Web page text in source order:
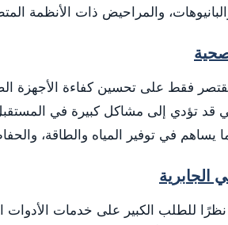
والمراحيض ذات الأنظمة
تقتصر فقط على تحسين كفاءة
قد تؤدي إلى مشاكل كبيرة في
يساهم في توفير المياه والطاقة،
للطلب الكبير على خدمات الأدوات